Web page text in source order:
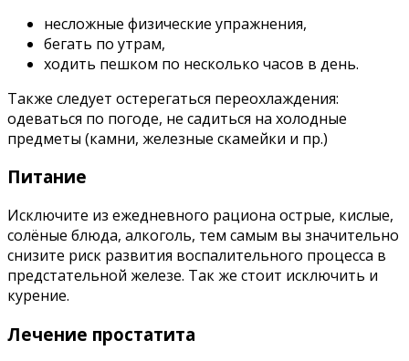
несложные физические упражнения,
бегать по утрам,
ходить пешком по несколько часов в день.
Также следует остерегаться переохлаждения:
одеваться по погоде, не садиться на холодные
предметы (камни, железные скамейки и пр.)
Питание
Исключите из ежедневного рациона острые, кислые,
солёные блюда, алкоголь, тем самым вы значительно
снизите риск развития воспалительного процесса в
предстательной железе. Так же стоит исключить и
курение.
Лечение простатита